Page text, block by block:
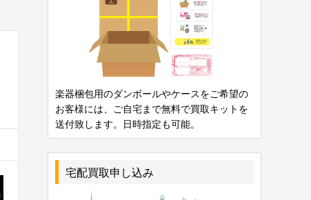
楽器梱包用のダンボールやケースをご希望の
お客様には、ご自宅まで無料で買取キットを
送付致します。日時指定も可能。
宅配買取申し込み